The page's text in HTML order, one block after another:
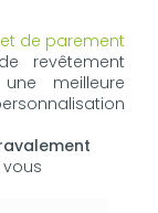
de parement
revêtement
meilleure
vous